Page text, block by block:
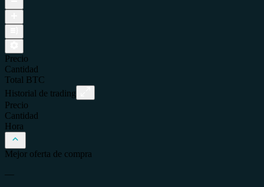
Precio
Cantidad
Total
BTC
Historial de trading
Precio
Cantidad
Hora
Mejor oferta de compra
—